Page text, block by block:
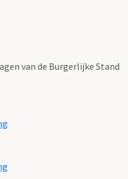
van de Burgerlijke Stand